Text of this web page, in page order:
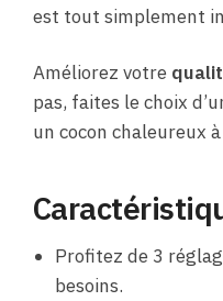
est tout simplement
Améliorez votre
pas, faites le choix
un cocon chaleureux
Profitez de 3
besoins.